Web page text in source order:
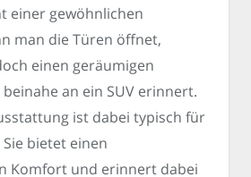
einer gewöhnlichen
man die Türen öffnet,
einen geräumigen
an ein SUV erinnert.
ist dabei typisch für
bietet einen
Komfort und erinnert dabei